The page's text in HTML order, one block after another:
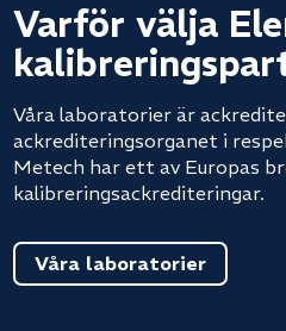
Varför välja
Våra laboratorier är
ackrediteringsorganet i
Metech har ett av Europas
kalibreringsackrediteringar.
Våra laboratorier